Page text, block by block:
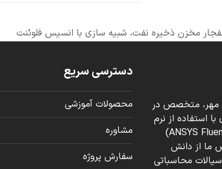
مخزن ذخیره نفت، شبیه سازی با انسیس فلوئنت
مهر، متخصص در
استفاده از نرم
افزار انسیس فلوئنت (ANSYS Fluent)
ما از دانش
محاسباتی
دسترسی سریع
محصولات آموزشی
مشاوره
سفارش پروژه